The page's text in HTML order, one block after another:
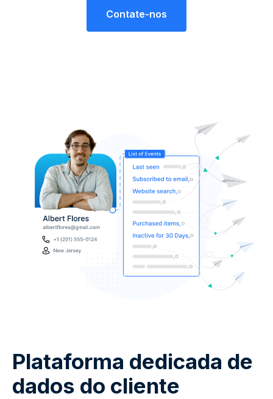
Contate-nos
Plataforma dedicada de
dados do cliente